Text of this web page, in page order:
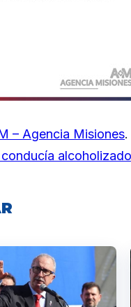
– Agencia Misiones.